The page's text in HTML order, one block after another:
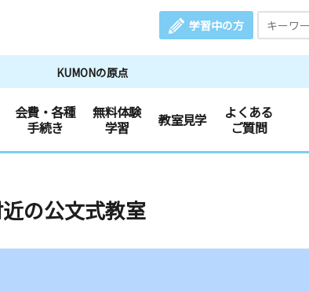
学習中の方
KUMONの原点
会費・各種
手続き
無料体験
学習
教室見学
よくある
ご質問
の公文式教室